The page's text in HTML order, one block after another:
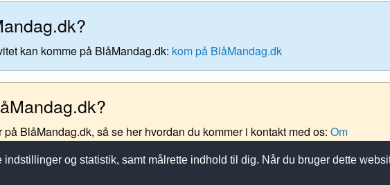
og statistik, samt målrette indhold til dig. Når du bruger dette
kan komme på BlåMandag.dk: kom på BlåMandag.dk
BlåMandag.dk, så se her hvordan du kommer i kontakt med os: Om